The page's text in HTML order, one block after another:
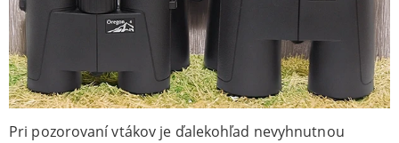
Pri pozorovaní vtákov je ďalekohľad nevyhnutnou